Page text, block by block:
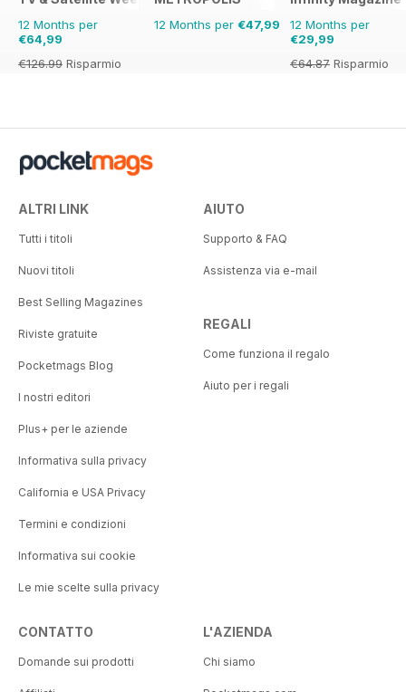
12 Months per
€64,99
€126.99 Risparmio
12 Months per €47,99
12 Months per
€29,99
€64.87 Risparmio
ALTRI LINK
Tutti i titoli
Nuovi titoli
Best Selling Magazines
Riviste gratuite
Pocketmags Blog
I nostri editori
Plus+ per le aziende
Informativa sulla privacy
California e USA Privacy
Termini e condizioni
Informativa sui cookie
Le mie scelte sulla privacy
AIUTO
Supporto & FAQ
Assistenza via e-mail
REGALI
Come funziona il regalo
Aiuto per i regali
CONTATTO
Domande sui prodotti
L'AZIENDA
Chi siamo